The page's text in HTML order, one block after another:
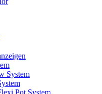
System
Pot System